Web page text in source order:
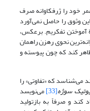
خود را ژرفکاوانه صرف
وثوق را حاصل نمی‌آورد
آموختن تفکریم. برعکس،
نحوی رهزن راهمان
کند که چون پیوسته و
که «تفاوتی» را
سوژه[33] می‌نویسد
کند و صرفاً به بازتولید